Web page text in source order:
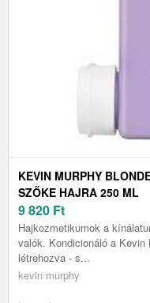
KEVIN MURPHY
SZŐKE HAJRA 250 ML
9 820 Ft
Hajkozmetikumok a
valók. Kondicionáló a
létrehozva - s...
kevin murphy